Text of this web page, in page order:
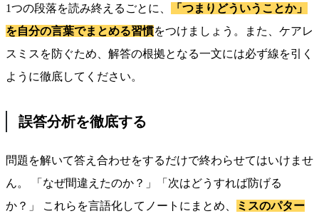
1つの段落を読み終えるごとに、
「つまりどういうことか」
を自分の言葉でまとめる習慣をつけましょう。また、ケアレ
スミスを防ぐため、解答の根拠となる一文には必ず線を引く
ように徹底してください。
誤答分析を徹底する
問題を解いて答え合わせをするだけで終わらせてはいけませ
ん。 「なぜ間違えたのか？」「次はどうすれば防げる
か？」 これらを言語化してノートにまとめ、
ミスのパター